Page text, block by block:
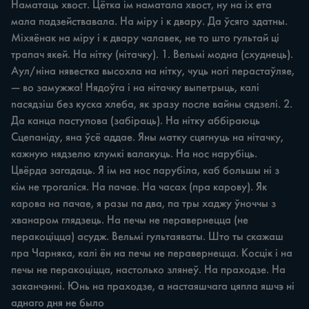
Наматаць хвост. Цётка ім наматала хвост, ну на іх ета
мала падзействавала. На міру i к двару. Да ўсяго здатны.
Міхяёнак на міру i к двару чалавек, не то што гультай ці
трапач якей. На нітку (нітачку). 1. Вельмі модна (схуднець).
Аул/ніна нявестка высохла на нітку, чуць ногі перастаўляе,
— во замужжа! Нядоўга i на нітачку выпетрыць, калі
naсядзіш без куска хлеба, як зразу после вайны сядзелі. 2.
Да канца паступова (забіраць). На нітку аббіраюць
Сцепаніду, яна ўсё аддае. Яны матку сцягнуць на нітачку,
кажную нядзелю клумкі валакуць. На нос нарубіць.
Цвёрда загадаць. Я ім на нос парубіла, каб большы ні з
кім не трогаліся. На пачае. На часах (пра карову). Як
карова на пачае, я разы па два, па тры хаджу ўноччы з
хванаром глядзець. На печы не перавернецца (не
перакоціцца) асудж. Вельмі гультаяваты. Што ты скажаш
пра Чарняка, калі ён на печы не перавернецца. Косцік i на
печы не перакоціцца, настолько злянеў. На праходзе. На
заканчэнні. Юнь на праходзе, а настаяшчага цяпла яшчэ ні
аднаго дня не было